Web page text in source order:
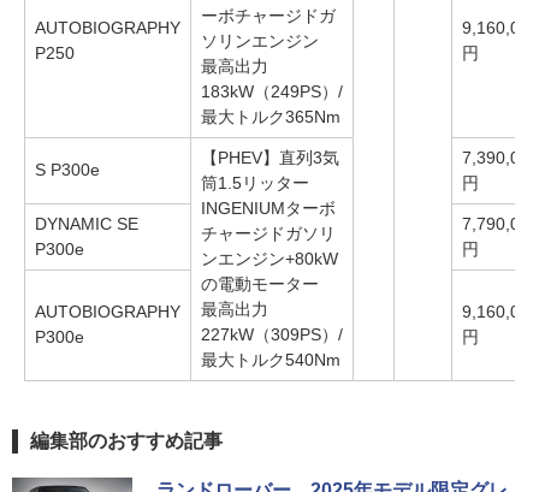
AUTOBIOGRAPHY
P250
ーボチャージドガ
ソリンエンジン
最高出力
183kW（249PS）/
最大トルク365Nm
9,160,000
円
S P300e
【PHEV】直列3気
筒1.5リッター
INGENIUMターボ
チャージドガソリ
ンエンジン+80kW
の電動モーター
最高出力
227kW（309PS）/
最大トルク540Nm
7,390,000
円
DYNAMIC SE
P300e
7,790,000
円
AUTOBIOGRAPHY
P300e
9,160,000
円
編集部のおすすめ記事